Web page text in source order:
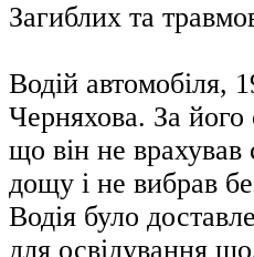
Загиблих та
Водій автомобіля,
Черняхова. За
що він не врахував
дощу і не вибрав
Водія було
для освідування